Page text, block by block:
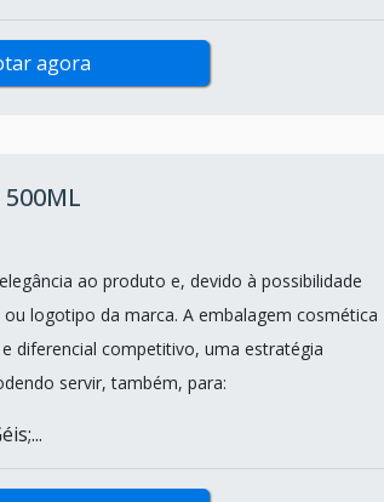
agora
500ML
ao produto e, devido à possibilidade
logotipo da marca. A embalagem cosmética
diferencial competitivo, uma estratégia
servir, também, para: